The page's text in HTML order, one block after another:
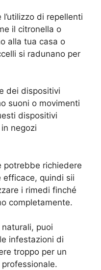
di repellenti
il citronella o
alla tua casa o
si radunano per
dei dispositivi
suoni o movimenti
dispositivi
negozi
potrebbe richiedere
efficace, quindi sii
i rimedi finché
completamente.
puoi
infestazioni di
troppo per un